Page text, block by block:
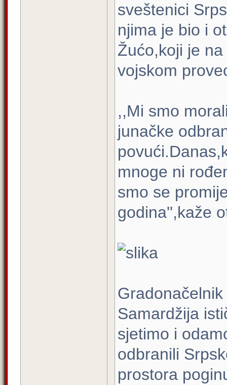
sveštenici
njima je bio i
Žućo,koji je
vojskom
,,Mi smo
junačke
mnoge ni
smo se
godina'',kaže
Samardžija
sjetimo i
odbranili
prostora